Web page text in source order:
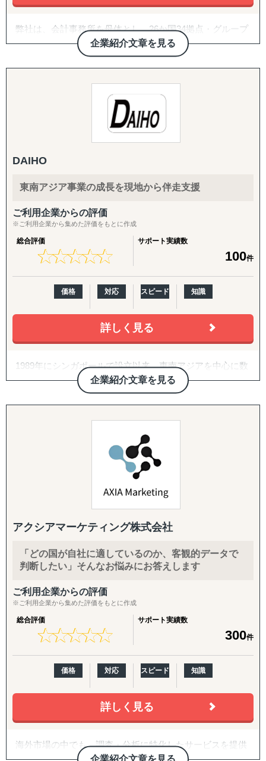
↳ 商談向け資料制作
↳ アポイント取得
↳ 商談創出・交渉サポート
『体制構築チーム』
目的：海外現地で活動するために必要な土台をつくる
↳ 会社設立（登記・銀行口座）
↳ 人材採用支援（現地スタッフ採用）
------------------------------------
企業紹介文章を見る
弊社は、会計事務所を母体とし、26か国34拠点・グループ
従業員357名のグローバルコンサルティングファームで
2007年に日本の会計事務所として初めてインドに進出し、
翌年ASEAN一帯、中南米等にも展開。
20年近い海外実務の蓄積があり、実績・ノウハウも豊富に
ー・提携専門家とのネットワークを通じて、世界どこでも
会社管理、クロスボーダーM&A、事業戦略再構築、撤退ま
で、国際ビジネスのすべてのフェーズをワンストップでサ
ポート。
特に、会計・税務・法務・労務・人事の専門家を各国で内
製していることが、他のコンサルティングファームにはな
い強みです。
〈主要サービス〉
・販路開拓 現地企業マッチング(出島での小規模ニーズに
海外販路拡大、提携先・代理店のリストアップ、合弁パー
トナー探しを単発でもお請けします。
各国の現地拠点・駐在員のネットワークに加え、拠点のな
い国も提携専門家経由で対応。「まず1〜2社、現地候補と
面談したい」というスポットご相談から承ります。
・スモールスタート対応(月額8万円〜のGEO/EOR)
まずは現地法人を作らずに人だけ採用したい、テストマー
ケティングからはじめたいというお客様向けに、月額8万
円〜の雇用代行(GEO/EOR)をご用意。海外進出の最初の一
歩を、低リスク・低コストで踏み出していただけます。
・海外進出支援(法人設立〜撤退まで)
取得、株主税務番号(PAN等)取得、銀行口座開設、進出後
の継続サポート、撤退・閉鎖まで一気通貫で対応します。
・クロスボーダーM&A(海外M&A)
海外企業の買収・売却によるスピード進出・スピード撤退
をご支援。ターゲット選定、買収戦略立案、デューデリジ
ェンス、バリュエーション、契約、ポストM&Aまでワンス
トップで対応します。
・国際税務・監査・労務
設計、駐在員税務、グローバル税務戦略まで、会計事務所
を母体とした専門家ネットワークで網羅します。
DAIHO
東南アジア事業の成長を現地から伴走支援
ご利用企業からの評価
※ご利用企業から集めた評価をもとに作成
総合評価
★★★★★
★★★★★
サポート実績数
100件
価格 対応 スピード 知識
詳しく見る
企業紹介文章を見る
1989年にシンガポールで設立以来、東南アジアを中心に数
多くの日系企業の海外進出と事業拡大を支援してきまし
た。情報通信技術の普及や支援機関の増加により、過去に
比べて多くの情報を容易に取得できるようになりました
が、本当に必要な情報は、依然として現地でその業界に従
私たちは、東南アジアで長年培ってきた実績とネットワー
援、サプライヤー探索、販路開拓（販売代理店探索）、
M&A支援等、海外事業に関連する課題に対して、現地の提
携先と密接に連携し、実践的かつ成果に直結するソリュー
ションを提供しています。
私たちは、お客様の海外事業の成功を最優先に考え、貴社
て、貴社海外事業の発展に貢献いたします。
アクシアマーケティング株式会社
「どの国が自社に適しているのか、客観的データで
判断したい」そんなお悩みにお答えします
ご利用企業からの評価
※ご利用企業から集めた評価をもとに作成
総合評価
★★★★★
★★★★★
サポート実績数
300件
価格 対応 スピード 知識
詳しく見る
企業紹介文章を見る
海外市場の中でも、調査・分析に特化したサービスを提供
しております。